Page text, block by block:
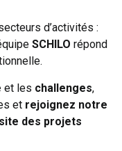
d’activités :
SCHILO répond
et les challenges,
et rejoignez notre
des projets